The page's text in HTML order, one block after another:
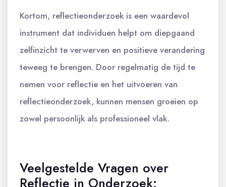
Kortom, reflectieonderzoek is een waardevol
instrument dat individuen helpt om diepgaand
zelfinzicht te verwerven en positieve verandering
teweeg te brengen. Door regelmatig de tijd te
nemen voor reflectie en het uitvoeren van
reflectieonderzoek, kunnen mensen groeien op
zowel persoonlijk als professioneel vlak.
Veelgestelde Vragen over
Reflectie in Onderzoek: